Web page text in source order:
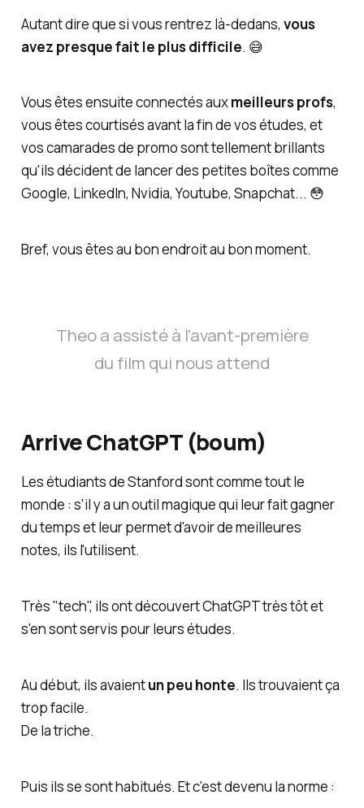
Autant dire que si vous rentrez là-dedans, vous
avez presque fait le plus difficile. 😅
Vous êtes ensuite connectés auxmeilleurs profs,
vous êtes courtisés avant la fin de vos études, et
vos camarades de promo sont tellement brillants
qu'ils décident de lancer des petites boîtes comme
Google, LinkedIn, Nvidia, Youtube, Snapchat... 😳
Bref, vous êtes au bon endroit au bon moment.
Theo a assisté à l'avant-première
du film qui nous attend
Arrive ChatGPT (boum)
Les étudiants de Stanford sont comme tout le
monde : s'il y a un outil magique qui leur fait gagner
du temps et leur permet d'avoir de meilleures
notes, ils l'utilisent.
Très "tech", ils ont découvert ChatGPT très tôt et
s'en sont servis pour leurs études.
Au début, ils avaientun peu honte. Ils trouvaient ça
trop facile.
De la triche.
Puis ils se sont habitués. Et c'est devenu la norme :